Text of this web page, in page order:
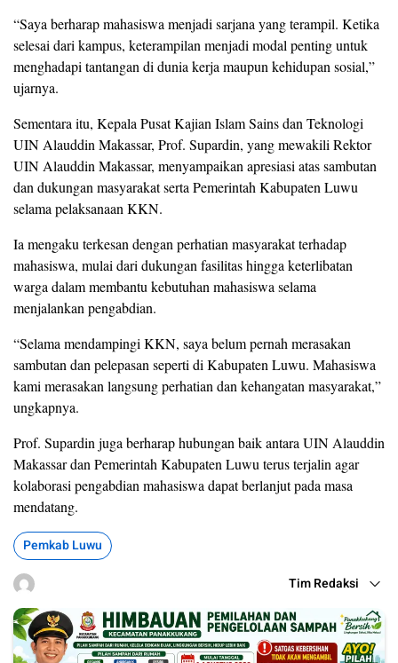
“Saya berharap mahasiswa menjadi sarjana yang terampil. Ketika
selesai dari kampus, keterampilan menjadi modal penting untuk
menghadapi tantangan di dunia kerja maupun kehidupan sosial,”
ujarnya.
Sementara itu, Kepala Pusat Kajian Islam Sains dan Teknologi
UIN Alauddin Makassar, Prof. Supardin, yang mewakili Rektor
UIN Alauddin Makassar, menyampaikan apresiasi atas sambutan
dan dukungan masyarakat serta Pemerintah Kabupaten Luwu
selama pelaksanaan KKN.
Ia mengaku terkesan dengan perhatian masyarakat terhadap
mahasiswa, mulai dari dukungan fasilitas hingga keterlibatan
warga dalam membantu kebutuhan mahasiswa selama
menjalankan pengabdian.
“Selama mendampingi KKN, saya belum pernah merasakan
sambutan dan pelepasan seperti di Kabupaten Luwu. Mahasiswa
kami merasakan langsung perhatian dan kehangatan masyarakat,”
ungkapnya.
Prof. Supardin juga berharap hubungan baik antara UIN Alauddin
Makassar dan Pemerintah Kabupaten Luwu terus terjalin agar
kolaborasi pengabdian mahasiswa dapat berlanjut pada masa
mendatang.
Pemkab Luwu
Tim Redaksi